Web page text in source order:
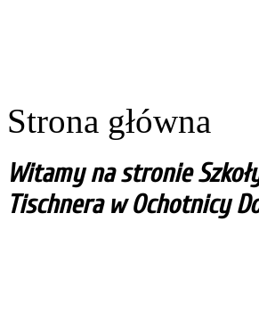
Strona główna
Witamy na stronie
Tischnera w Ochotnicy